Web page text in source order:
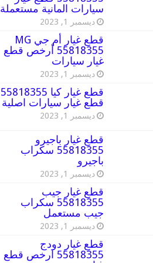
سيارات المانية مستعملة
ديسمبر 1, 2023
قطع غيار أم جي MG
55818355 أرخص قطع
غيار سيارات
ديسمبر 1, 2023
قطع غيار كيا 55818355
قطع غيار سيارات اصلية
ديسمبر 1, 2023
قطع غيار باجيرو
55818355 سكراب
باجيرو
ديسمبر 1, 2023
قطع غيار جيب
55818355 سكراب
جيب مستعمل
ديسمبر 1, 2023
قطع غيار دودج
55818355 ارخص قطع